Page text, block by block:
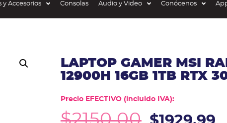
y Accesorios Consolas Audio y Video Conócenos
LAPTOP GAMER MSI
12900H 16GB 1TB RTX
Precio EFECTIVO (incluido IVA):